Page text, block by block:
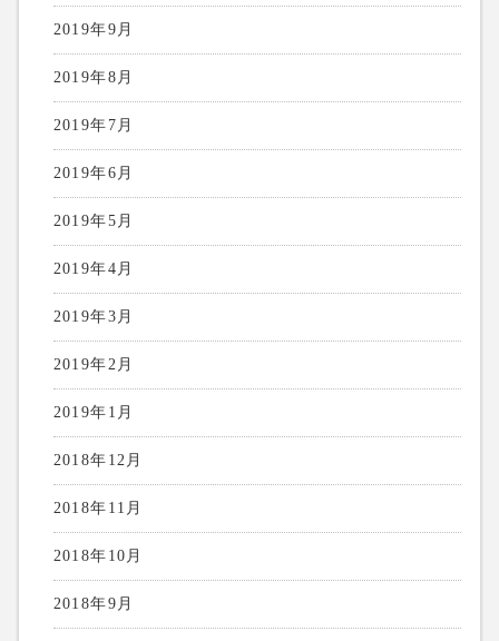
2019年9月
2019年8月
2019年7月
2019年6月
2019年5月
2019年4月
2019年3月
2019年2月
2019年1月
2018年12月
2018年11月
2018年10月
2018年9月